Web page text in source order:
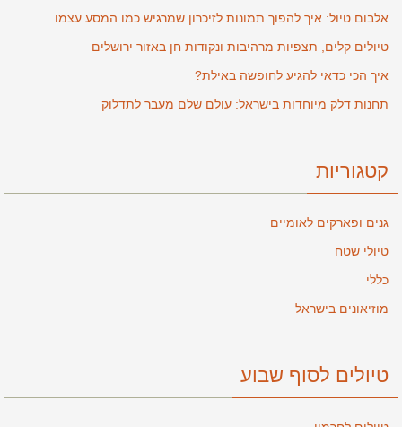
אלבום טיול: איך להפוך תמונות לזיכרון שמרגיש כמו המסע עצמו
טיולים קלים, תצפיות מרהיבות ונקודות חן באזור ירושלים
איך הכי כדאי להגיע לחופשה באילת?
תחנות דלק מיוחדות בישראל: עולם שלם מעבר לתדלוק
קטגוריות
גנים ופארקים לאומיים
טיולי שטח
כללי
מוזיאונים בישראל
טיולים לסוף שבוע